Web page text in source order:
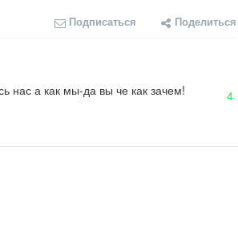
Подписаться Поделиться
нас а как мы-да вы че как зачем! 4